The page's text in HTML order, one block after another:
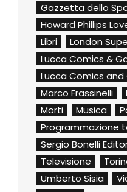
Gazzetta dello
Howard Phillips
Libri
London
Lucca Comics &
Lucca Comics and
Marco Frassinelli
Morti
Musica
Programmazione
Sergio Bonelli
Televisione
Umberto Sisia